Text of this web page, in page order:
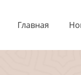
Главная